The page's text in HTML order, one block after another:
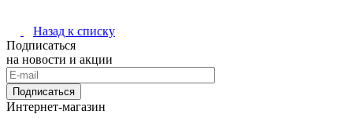
Назад к списку
Подписаться
на новости и акции
Подписаться
Интернет-магазин